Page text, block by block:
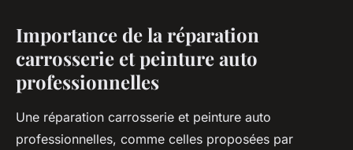
Importance de la réparation
carrosserie et peinture auto
professionnelles
Une réparation carrosserie et peinture auto
professionnelles, comme celles proposées par